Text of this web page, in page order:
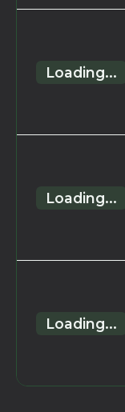
Loading...
Loading...
Loading...